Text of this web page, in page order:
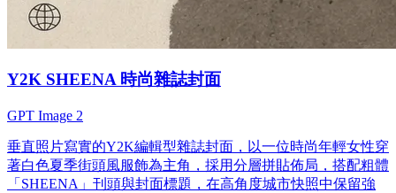
Y2K SHEENA 時尚雜誌封面
GPT Image 2
垂直照片寫實的Y2K編輯型雜誌封面，以一位時尚年輕女性穿
著白色夏季街頭風服飾為主角，採用分層拼貼佈局，搭配粗體
「SHEENA」刊頭與封面標題，在高角度城市快照中保留強